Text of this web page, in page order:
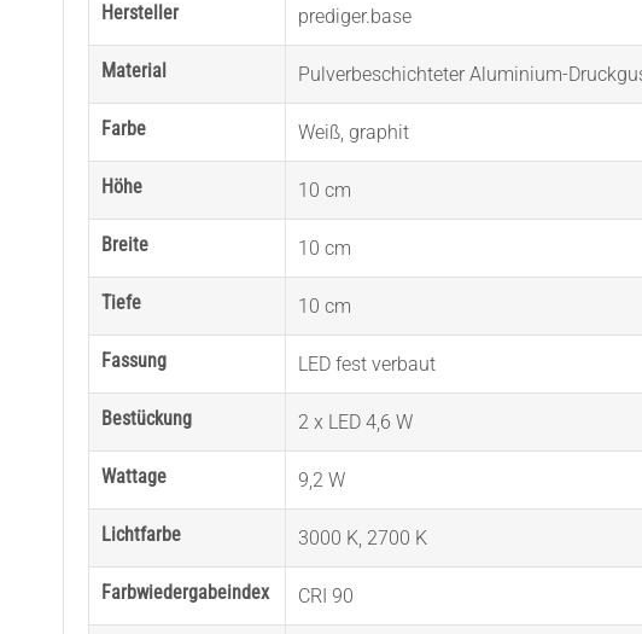
Hersteller prediger.base
Material Pulverbeschichteter Aluminium-
Farbe Weiß, graphit
Höhe 10 cm
Breite 10 cm
Tiefe 10 cm
Fassung LED fest verbaut
Bestückung 2 x LED 4,6 W
Wattage 9,2 W
Lichtfarbe 3000 K, 2700 K
Farbwiedergabeindex CRI 90